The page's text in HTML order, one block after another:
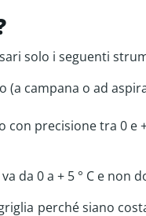
solo i seguenti
campana o ad
precisione tra 0 e
da 0 a + 5 ° C e non
perché siano